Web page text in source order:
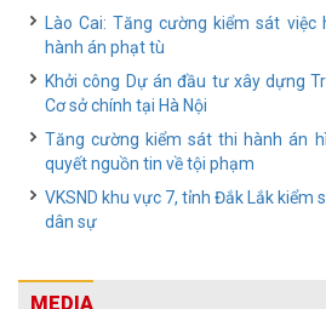
Lào Cai: Tăng cường kiểm sát
hành án phạt tù
Khởi công Dự án đầu tư xây dựng
Cơ sở chính tại Hà Nội
Tăng cường kiểm sát thi hành án
quyết nguồn tin về tội phạm
VKSND khu vực 7, tỉnh Đắk Lắk kiểm
dân sự
MEDIA